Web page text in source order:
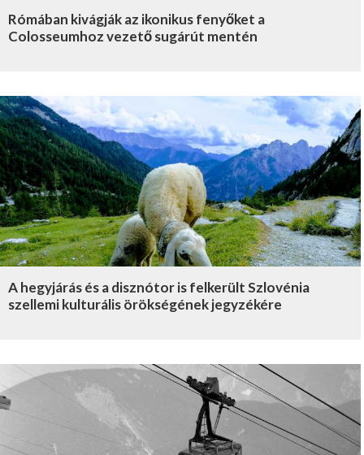
Rómában kivágják az ikonikus fenyőket a
Colosseumhoz vezető sugárút mentén
A hegyjárás és a disznótor is felkerült Szlovénia
szellemi kulturális örökségének jegyzékére